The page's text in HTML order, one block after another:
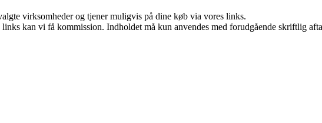
virksomheder og tjener muligvis på dine køb via vores links.
kan vi få kommission. Indholdet må kun anvendes med forudgående skriftlig